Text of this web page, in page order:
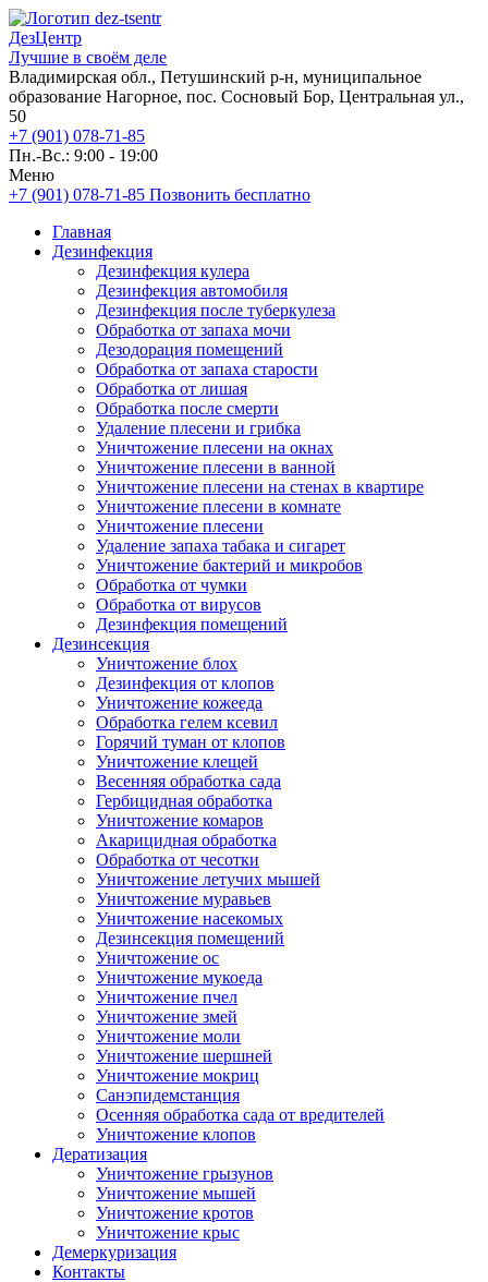
ДезЦентр
Лучшие в своём деле
Владимирская обл., Петушинский р-н, муниципальное
образование Нагорное, пос. Сосновый Бор, Центральная ул.,
50
+7 (901) 078-71-85
Пн.-Вс.: 9:00 - 19:00
Меню
+7 (901) 078-71-85 Позвонить бесплатно
Главная
Дезинфекция
Дезинфекция кулера
Дезинфекция автомобиля
Дезинфекция после туберкулеза
Обработка от запаха мочи
Дезодорация помещений
Обработка от запаха старости
Обработка от лишая
Обработка после смерти
Удаление плесени и грибка
Уничтожение плесени на окнах
Уничтожение плесени в ванной
Уничтожение плесени на стенах в квартире
Уничтожение плесени в комнате
Уничтожение плесени
Удаление запаха табака и сигарет
Уничтожение бактерий и микробов
Обработка от чумки
Обработка от вирусов
Дезинфекция помещений
Дезинсекция
Уничтожение блох
Дезинфекция от клопов
Уничтожение кожееда
Обработка гелем ксевил
Горячий туман от клопов
Уничтожение клещей
Весенняя обработка сада
Гербицидная обработка
Уничтожение комаров
Акарицидная обработка
Обработка от чесотки
Уничтожение летучих мышей
Уничтожение муравьев
Уничтожение насекомых
Дезинсекция помещений
Уничтожение ос
Уничтожение мукоеда
Уничтожение пчел
Уничтожение змей
Уничтожение моли
Уничтожение шершней
Уничтожение мокриц
Санэпидемстанция
Осенняя обработка сада от вредителей
Уничтожение клопов
Дератизация
Уничтожение грызунов
Уничтожение мышей
Уничтожение кротов
Уничтожение крыс
Демеркуризация
Контакты